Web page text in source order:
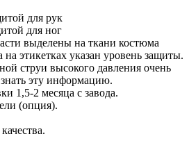
для рук
для ног
выделены на ткани костюма
этикетках указан уровень защиты.
струи высокого давления очень
эту информацию.
1,5-2 месяца с завода.
(опция).